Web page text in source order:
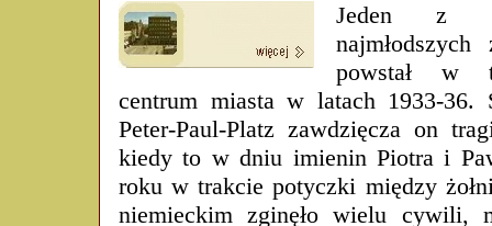
Jeden z
powstał w
centrum miasta w latach 1933-36.
Peter-Paul-Platz zawdzięcza on
kiedy to w dniu imienin Piotra i
roku w trakcie potyczki między
niemieckim zginęło wielu cywili,